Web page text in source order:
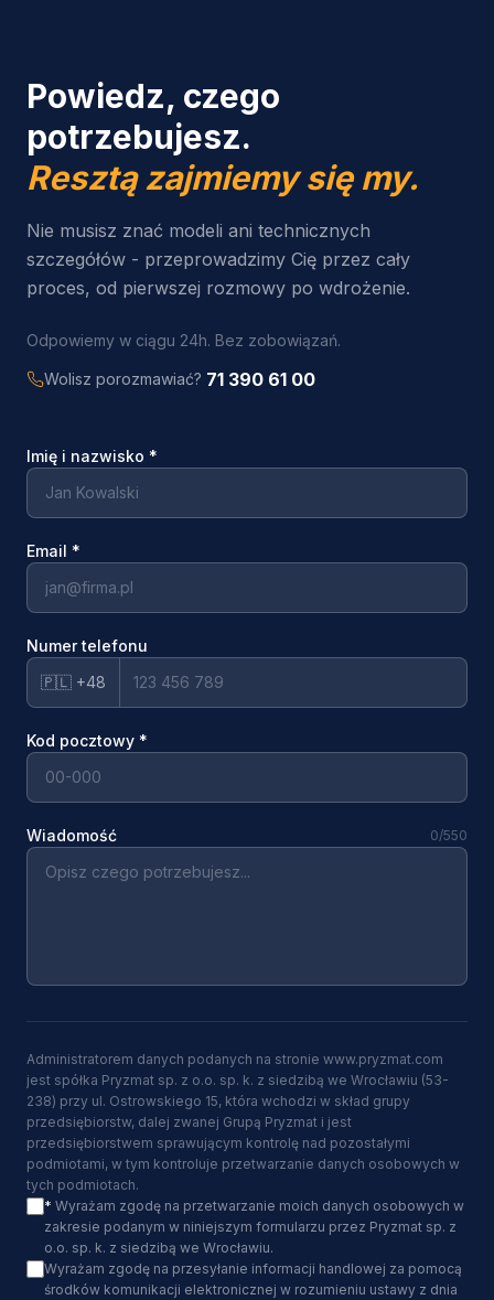
Powiedz, czego
potrzebujesz.
Resztą zajmiemy się my.
Nie musisz znać modeli ani technicznych
szczegółów - przeprowadzimy Cię przez cały
proces, od pierwszej rozmowy po wdrożenie.
Odpowiemy w ciągu 24h. Bez zobowiązań.
Wolisz porozmawiać? 71 390 61 00
Imię i nazwisko *
Email *
Numer telefonu
🇵🇱 +48
Kod pocztowy *
Wiadomość 0/550
Administratorem danych podanych na stronie www.pryzmat.com
jest spółka Pryzmat sp. z o.o. sp. k. z siedzibą we Wrocławiu (53-
238) przy ul. Ostrowskiego 15, która wchodzi w skład grupy
przedsiębiorstw, dalej zwanej Grupą Pryzmat i jest
przedsiębiorstwem sprawującym kontrolę nad pozostałymi
podmiotami, w tym kontroluje przetwarzanie danych osobowych w
tych podmiotach.
* Wyrażam zgodę na przetwarzanie moich danych osobowych w
zakresie podanym w niniejszym formularzu przez Pryzmat sp. z
o.o. sp. k. z siedzibą we Wrocławiu.
Wyrażam zgodę na przesyłanie informacji handlowej za pomocą
środków komunikacji elektronicznej w rozumieniu ustawy z dnia